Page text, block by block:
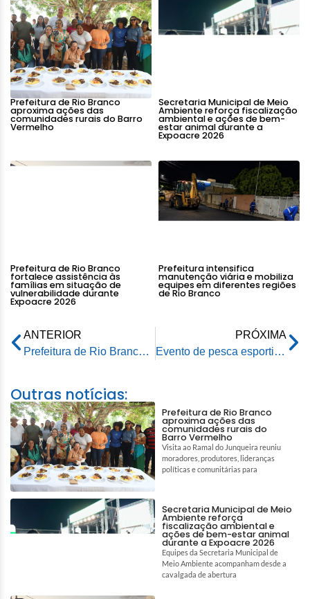
Prefeitura de Rio Branco
aproxima ações das
comunidades rurais do Barro
Vermelho
Secretaria Municipal de Meio
Ambiente reforça fiscalização
ambiental e ações de bem-
estar animal durante a
Expoacre 2026
Prefeitura de Rio Branco
fortalece assistência às
famílias em situação de
vulnerabilidade durante
Expoacre 2026
Prefeitura intensifica
manutenção viária e mobiliza
equipes em diferentes regiões
de Rio Branco
ANTERIOR
Prefeitura de Rio Branco intensifica frentes de manutenção e infraestrutura em diversos bairros na capital
PRÓXIMA
Evento de pesca esportiva fortalece turismo e movimenta economia de Rio Branco, destaca prefeito da capital
Outras notícias:
Prefeitura de Rio Branco
aproxima ações das
comunidades rurais do
Barro Vermelho
Visita ao Ramal do Junqueira reuniu
moradores, produtores, lideranças
políticas e comunitárias para
Secretaria Municipal de Meio
Ambiente reforça
fiscalização ambiental e
ações de bem-estar animal
durante a Expoacre 2026
Equipes da Secretaria Municipal de
Meio Ambiente acompanham desde a
cavalgada de abertura